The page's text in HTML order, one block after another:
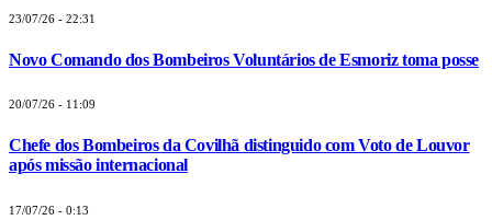
23/07/26 - 22:31
Novo Comando dos Bombeiros Voluntários de Esmoriz toma posse
20/07/26 - 11:09
Chefe dos Bombeiros da Covilhã distinguido com Voto de Louvor
após missão internacional
17/07/26 - 0:13